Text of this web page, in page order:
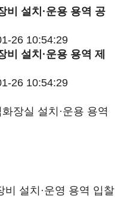
설치·운용 용역 공
26 10:54:29
설치·운용 용역 제
26 10:54:29
장실 설치·운용 용역
비 설치·운영 용역 입찰